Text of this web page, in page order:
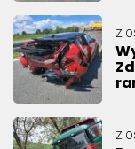
Z
Z